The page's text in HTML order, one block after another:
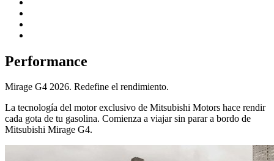
Performance
Mirage G4 2026. Redefine el rendimiento.
La tecnología del motor exclusivo de Mitsubishi Motors hace rendir
cada gota de tu gasolina. Comienza a viajar sin parar a bordo de
Mitsubishi Mirage G4.